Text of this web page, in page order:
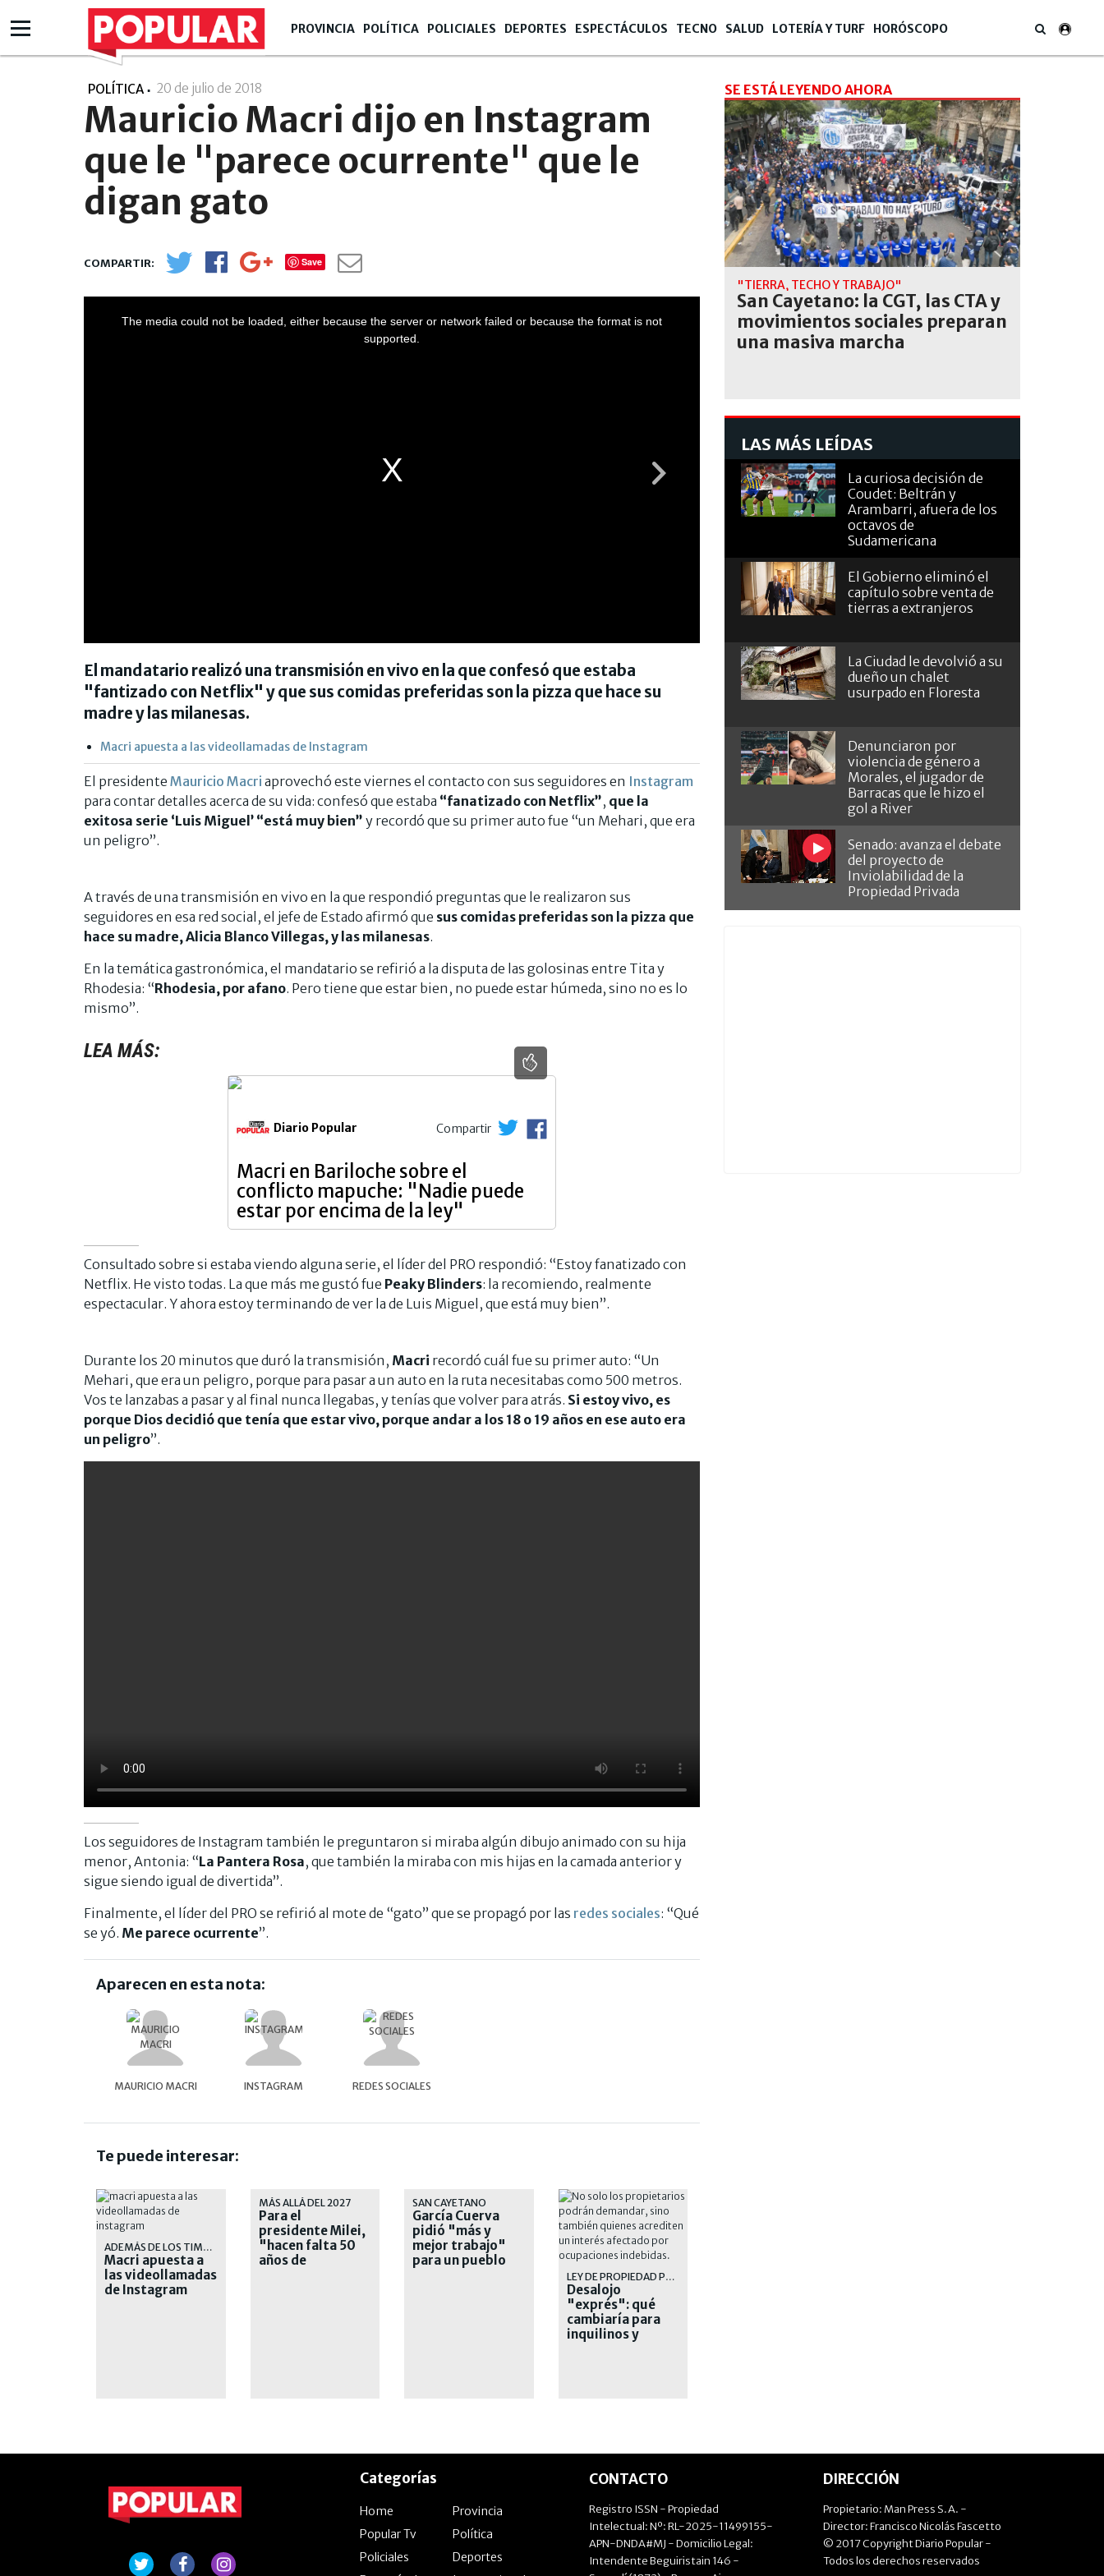
PROVINCIA POLÍTICA POLICIALES DEPORTES ESPECTÁCULOS TECNO SALUD LOTERÍA Y TURF HORÓSCOPO
POLÍTICA 20 de julio de 2018
Mauricio Macri dijo en Instagram
que le "parece ocurrente" que le
digan gato
Save
The media could not be loaded, either because the server or network failed or because the format is not
supported.
El mandatario realizó una transmisión en vivo en la que confesó que estaba
"fantizado con Netflix" y que sus comidas preferidas son la pizza que hace su
madre y las milanesas.
Macri apuesta a las videollamadas de Instagram
El presidente Mauricio Macri aprovechó este viernes el contacto con sus seguidores en Instagram
para contar detalles acerca de su vida: confesó que estaba “fanatizado con Netflix”, que la
exitosa serie ‘Luis Miguel’ “está muy bien” y recordó que su primer auto fue “un Mehari, que era
un peligro”.
A través de una transmisión en vivo en la que respondió preguntas que le realizaron sus
seguidores en esa red social, el jefe de Estado afirmó que sus comidas preferidas son la pizza que
hace su madre, Alicia Blanco Villegas, y las milanesas.
En la temática gastronómica, el mandatario se refirió a la disputa de las golosinas entre Tita y
Rhodesia: “Rhodesia, por afano. Pero tiene que estar bien, no puede estar húmeda, sino no es lo
mismo”.
LEA MÁS:
Diario Popular Compartir
Macri en Bariloche sobre el
conflicto mapuche: "Nadie puede
estar por encima de la ley"
Consultado sobre si estaba viendo alguna serie, el líder del PRO respondió: “Estoy fanatizado con
Netflix. He visto todas. La que más me gustó fue Peaky Blinders: la recomiendo, realmente
espectacular. Y ahora estoy terminando de ver la de Luis Miguel, que está muy bien”.
Durante los 20 minutos que duró la transmisión, Macri recordó cuál fue su primer auto: “Un
Mehari, que era un peligro, porque para pasar a un auto en la ruta necesitabas como 500 metros.
Vos te lanzabas a pasar y al final nunca llegabas, y tenías que volver para atrás. Si estoy vivo, es
porque Dios decidió que tenía que estar vivo, porque andar a los 18 o 19 años en ese auto era
un peligro”.
Los seguidores de Instagram también le preguntaron si miraba algún dibujo animado con su hija
menor, Antonia: “La Pantera Rosa, que también la miraba con mis hijas en la camada anterior y
sigue siendo igual de divertida”.
Finalmente, el líder del PRO se refirió al mote de “gato” que se propagó por las redes sociales: “Qué
se yó. Me parece ocurrente”.
Aparecen en esta nota:
MAURICIO MACRI INSTAGRAM REDES SOCIALES
Te puede interesar:
ADEMÁS DE LOS TIMBREOS
Macri apuesta a
las videollamadas
de Instagram
MÁS ALLÁ DEL 2027
Para el
presidente Milei,
"hacen falta 50
años de
SAN CAYETANO
García Cuerva
pidió "más y
mejor trabajo"
para un pueblo
LEY DE PROPIEDAD PRIVADA
Desalojo
"exprés": qué
cambiaría para
inquilinos y
SE ESTÁ LEYENDO AHORA
"TIERRA, TECHO Y TRABAJO"
San Cayetano: la CGT, las CTA y
movimientos sociales preparan
una masiva marcha
LAS MÁS LEÍDAS
La curiosa decisión de
Coudet: Beltrán y
Arambarri, afuera de los
octavos de
Sudamericana
El Gobierno eliminó el
capítulo sobre venta de
tierras a extranjeros
La Ciudad le devolvió a su
dueño un chalet
usurpado en Floresta
Denunciaron por
violencia de género a
Morales, el jugador de
Barracas que le hizo el
gol a River
Senado: avanza el debate
del proyecto de
Inviolabilidad de la
Propiedad Privada
Categorías
Home
Provincia
Popular Tv
Política
Policiales
Deportes
CONTACTO
Registro ISSN - Propiedad
Intelectual: Nº: RL-2025-11499155-
APN-DNDA#MJ - Domicilio Legal:
Intendente Beguiristain 146 -
DIRECCIÓN
Propietario: Man Press S.A. -
Director: Francisco Nicolás Fascetto
© 2017 Copyright Diario Popular -
Todos los derechos reservados